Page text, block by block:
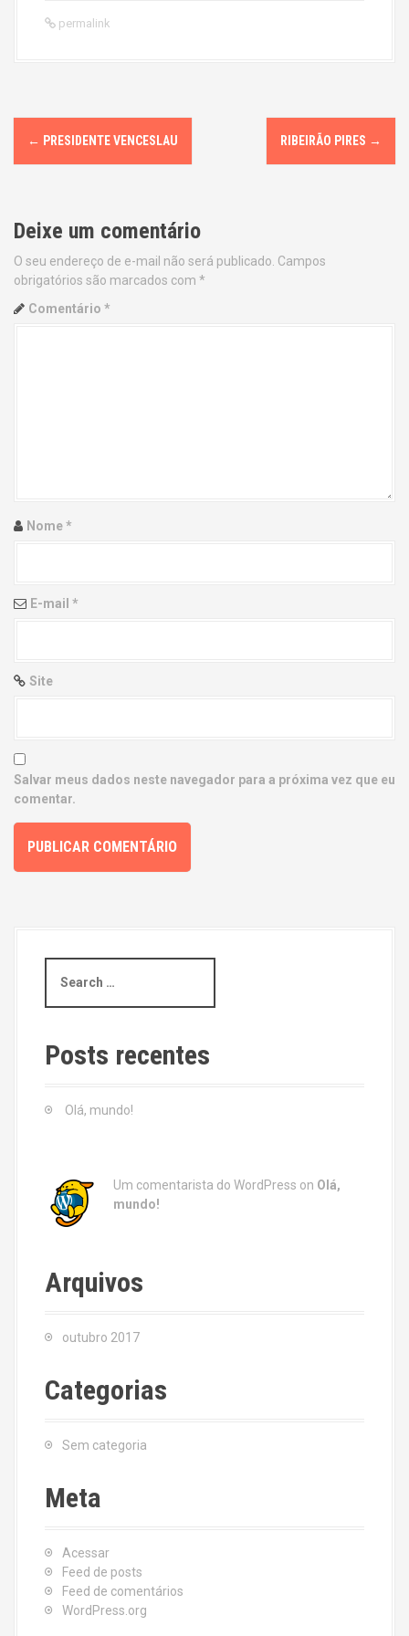
permalink
P
o
t
n
a
i
n
← PRESIDENTE VENCESLAU RIBEIRÃO PIRES →
Deixe um comentário
O seu endereço de e-mail não será publicado. Campos
obrigatórios são marcados com *
Comentário *
Nome*
E-mail *
Site
Salvar meus dados neste navegador para a próxima vez que eu
comentar.
a
c
h
Posts recentes
Olá, mundo!
Um comentarista do WordPress on Olá,
mundo!
Arquivos
outubro 2017
Categorias
Sem categoria
Meta
Acessar
Feed de posts
Feed de comentários
WordPress.org